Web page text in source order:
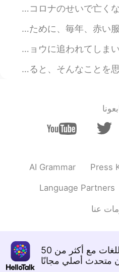
YouMeさん！😂チ
たかしさん、あ
を学びま
詩 を学びま
イスラエルの人口の半分以上が予防接種を受けました。3日前、コロナのせいで亡くなった人がいなかった
今日ははわたしの誕生日でーす！🎂 皆さん、日本語の勉強で手伝ってくれてありがとうございます！
フィリピンの田舎です。☺️ 🇵🇭 私は足の下に草があり、頭の上に星が見える状態で、フィリピンの田
ママは来週私を去ります。悲しい〜😭 だから、ひまわりの畑に連れて行きました。ママはひまわりのよう
AI Grammar Press
Language Partners
عنا
تعلم اللغات مع أكثر من 50